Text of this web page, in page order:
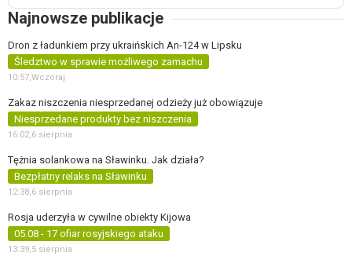
Najnowsze publikacje
Dron z ładunkiem przy ukraińskich An-124 w Lipsku
Śledztwo w sprawie możliwego zamachu
10:57, Wczoraj
Zakaz niszczenia niesprzedanej odzieży już obowiązuje
Niesprzedane produkty bez niszczenia
16:02, 6 sierpnia
Tężnia solankowa na Sławinku. Jak działa?
Bezpłatny relaks na Sławinku
12:38, 6 sierpnia
Rosja uderzyła w cywilne obiekty Kijowa
05.08 - 17 ofiar rosyjskiego ataku
13:39, 5 sierpnia